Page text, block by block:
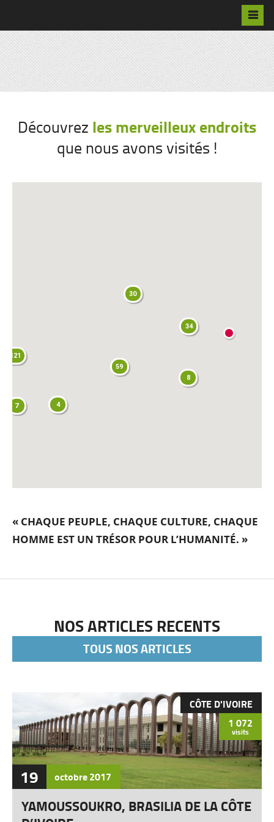
Découvrez les merveilleux endroits
que nous avons visités !
59
30
8
34
121
7 4
« CHAQUE PEUPLE, CHAQUE CULTURE, CHAQUE
HOMME EST UN TRÉSOR POUR L’HUMANITÉ. »
NOS ARTICLES RECENTS
TOUS NOS ARTICLES
CÔTE D'IVOIRE
1 072
visits
19 octobre2017
YAMOUSSOUKRO, BRASILIA DE LA CÔTE